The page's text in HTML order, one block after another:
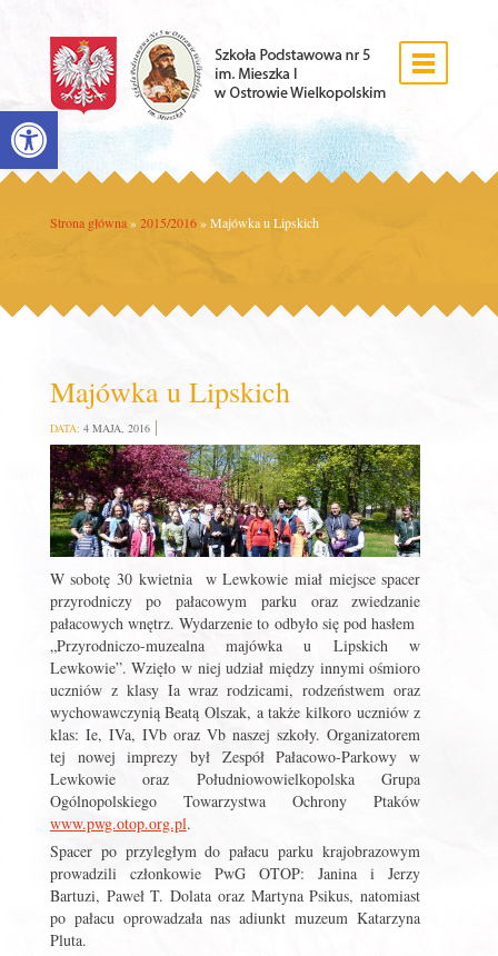
Open toolbar
Strona główna » 2015/2016 »Majówka u Lipskich
Majówka u Lipskich
DATA: 4 MAJA, 2016
W sobotę 30 kwietnia w Lewkowie miał miejsce spacer
przyrodniczy po pałacowym parku oraz zwiedzanie
pałacowych wnętrz. Wydarzenie to odbyło się pod hasłem
„Przyrodniczo-muzealna majówka u Lipskich w
Lewkowie”. Wzięło w niej udział między innymi ośmioro
uczniów z klasy Ia wraz rodzicami, rodzeństwem oraz
wychowawczynią Beatą Olszak, a także kilkoro uczniów z
klas: Ie, IVa, IVb oraz Vb naszej szkoły. Organizatorem
tej nowej imprezy był Zespół Pałacowo-Parkowy w
Lewkowie oraz Południowowielkopolska Grupa
Ogólnopolskiego Towarzystwa Ochrony Ptaków
www.pwg.otop.org.pl.
Spacer po przyległym do pałacu parku krajobrazowym
prowadzili członkowie PwG OTOP: Janina i Jerzy
Bartuzi, Paweł T. Dolata oraz Martyna Psikus, natomiast
po pałacu oprowadzała nas adiunkt muzeum Katarzyna
Pluta.